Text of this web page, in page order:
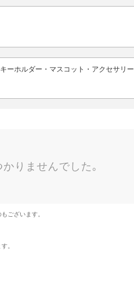
キーホルダー・マスコット・アクセサリー